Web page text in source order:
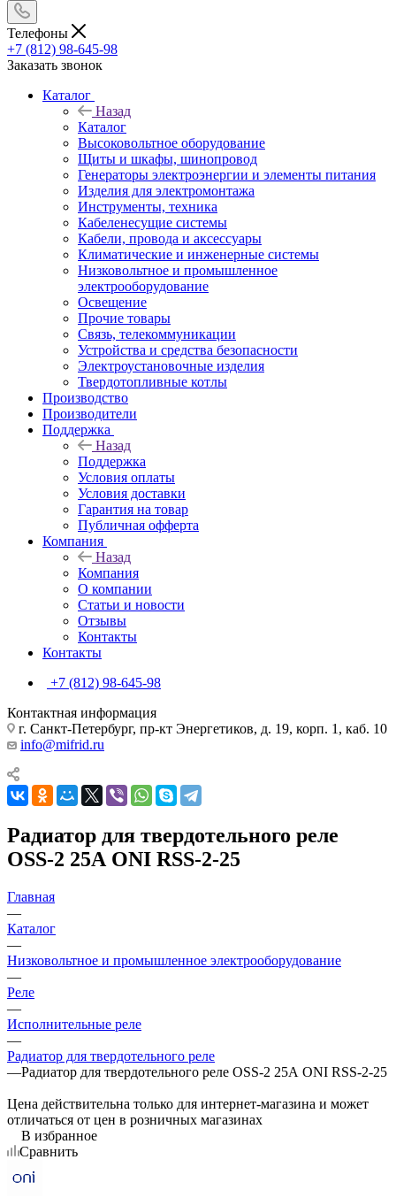
Телефоны
+7 (812) 98-645-98
Заказать звонок
Каталог
Назад
Каталог
Высоковольтное оборудование
Щиты и шкафы, шинопровод
Генераторы электроэнергии и элементы питания
Изделия для электромонтажа
Инструменты, техника
Кабеленесущие системы
Кабели, провода и аксессуары
Климатические и инженерные системы
Низковольтное и промышленное
электрооборудование
Освещение
Прочие товары
Связь, телекоммуникации
Устройства и средства безопасности
Электроустановочные изделия
Твердотопливные котлы
Производство
Производители
Поддержка
Назад
Поддержка
Условия оплаты
Условия доставки
Гарантия на товар
Публичная офферта
Компания
Назад
Компания
О компании
Статьи и новости
Отзывы
Контакты
Контакты
+7 (812) 98-645-98
Контактная информация
г. Санкт-Петербург, пр-кт Энергетиков, д. 19, корп. 1, каб. 10
info@mifrid.ru
Радиатор для твердотельного реле
OSS-2 25А ONI RSS-2-25
Главная
—
Каталог
—
Низковольтное и промышленное электрооборудование
—
Реле
—
Исполнительные реле
—
Радиатор для твердотельного реле
—Радиатор для твердотельного реле OSS-2 25А ONI RSS-2-25
Цена действительна только для интернет-магазина и может
отличаться от цен в розничных магазинах
В избранное
Сравнить